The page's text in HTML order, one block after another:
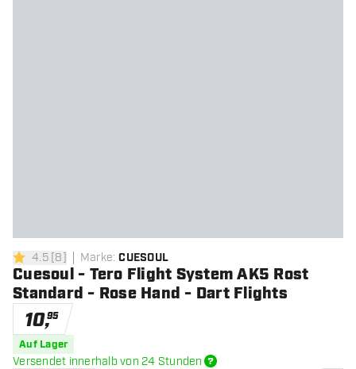
4.5 Bewertungssterne
4.5[8] Marke: CUESOUL
Cuesoul - Tero Flight System AK5 Rost
Standard - Rose Hand - Dart Flights
10,95
Auf Lager
Versendet innerhalb von 24 Stunden